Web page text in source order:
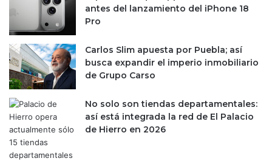
antes del lanzamiento del iPhone 18
Pro
Carlos Slim apuesta por Puebla; así
busca expandir el imperio inmobiliario
de Grupo Carso
No solo son tiendas departamentales:
así está integrada la red de El Palacio
de Hierro en 2026